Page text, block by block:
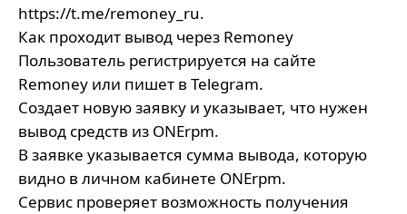
https://t.me/remoney_ru.
Как проходит вывод через Remoney
Пользователь регистрируется на сайте
Remoney или пишет в Telegram.
Создает новую заявку и указывает, что нужен
вывод средств из ONErpm.
В заявке указывается сумма вывода, которую
видно в личном кабинете ONErpm.
Сервис проверяет возможность получения